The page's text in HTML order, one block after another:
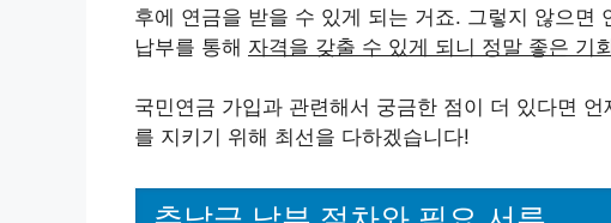
후에 연금을 받을 수 있게 되는 거죠. 그렇지 않으면
납부를 통해 자격을 갖출 수 있게 되니 정말 좋은 기
국민연금 가입과 관련해서 궁금한 점이 더 있다면
를 지키기 위해 최선을 다하겠습니다!